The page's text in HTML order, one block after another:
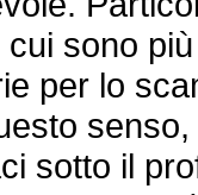
sono
per lo
sotto il